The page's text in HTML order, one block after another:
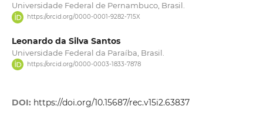
Universidade Federal de Pernambuco, Brasil.
https://orcid.org/0000-0001-9282-715X
Leonardo da Silva Santos
Universidade Federal da Paraíba, Brasil.
https://orcid.org/0000-0003-1833-7878
DOI: https://doi.org/10.15687/rec.v15i2.63837